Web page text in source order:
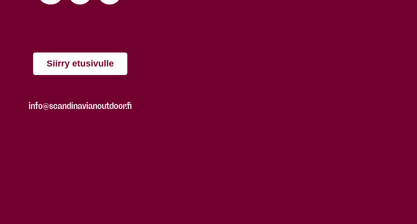
Siirry etusivulle
info@scandinavianoutdoor.fi